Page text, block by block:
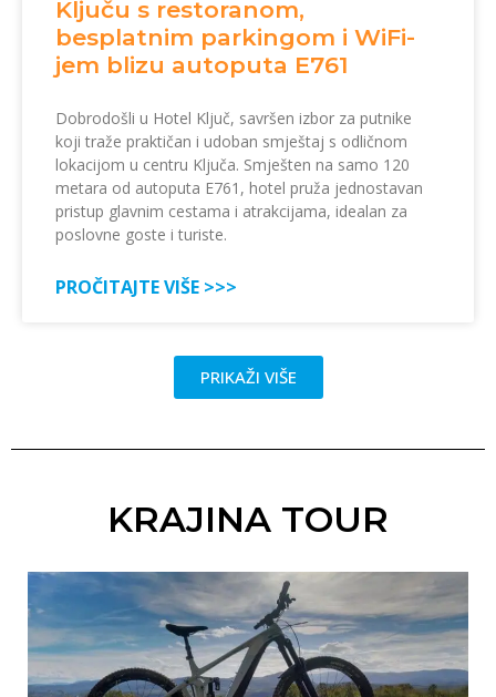
Ključu s restoranom,
besplatnim parkingom i WiFi-
jem blizu autoputa E761
Dobrodošli u Hotel Ključ, savršen izbor za putnike
koji traže praktičan i udoban smještaj s odličnom
lokacijom u centru Ključa. Smješten na samo 120
metara od autoputa E761, hotel pruža jednostavan
pristup glavnim cestama i atrakcijama, idealan za
poslovne goste i turiste.
PROČITAJTE VIŠE >>>
PRIKAŽI VIŠE
KRAJINA TOUR